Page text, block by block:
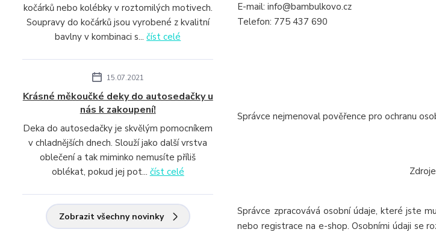
kočárků nebo kolébky v roztomilých motivech.
Soupravy do kočárků jsou vyrobené z kvalitní
bavlny v kombinaci s...číst celé
15.07.2021
Krásné měkoučké deky do autosedačky u
nás k zakoupení!
Deka do autosedačky je skvělým pomocníkem
v chladnějších dnech. Slouží jako další vrstva
oblečení a tak miminko nemusíte příliš
oblékat, pokud jej pot... číst celé
Zobrazit všechny novinky
E-mail: info@bambulkovo.cz
Telefon: 775 437 690
Správce nejmenoval pověřence pro ochranu
Správce zpracovává osobní údaje, které jste
nebo registrace na e-shop. Osobními údaji se